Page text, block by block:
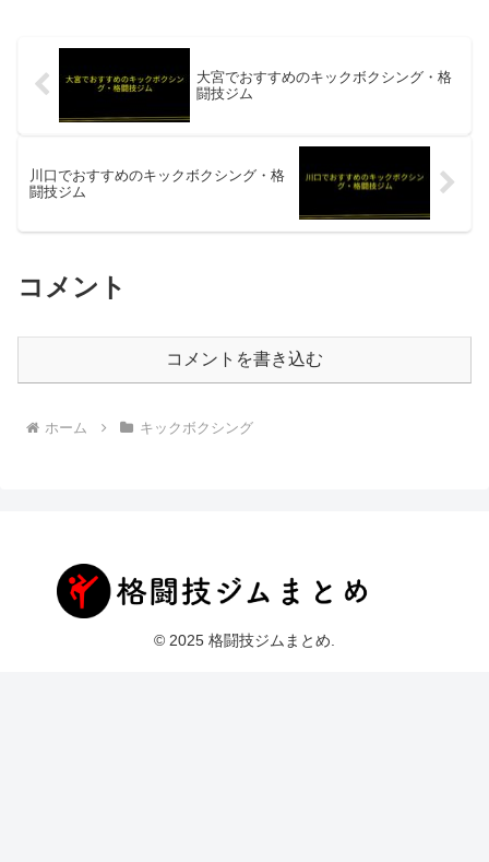
大宮でおすすめのキックボクシング・格
闘技ジム
川口でおすすめのキックボクシング・格
闘技ジム
コメント
コメントを書き込む
ホーム キックボクシング
© 2025 格闘技ジムまとめ.